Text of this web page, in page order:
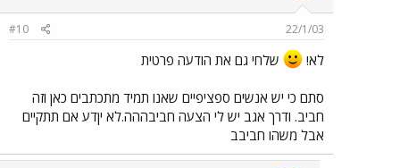
22/1/03
#10
לא! שלחי גם את הודעה פרטית
סתם כי יש אנשים ספציפיים שאנו תמיד מתכתבים כאן וזה
חביב. ודרך אגב יש לי הצעה חביבההה.לא יןדע אם תתקיים
אבל משהו חביבב